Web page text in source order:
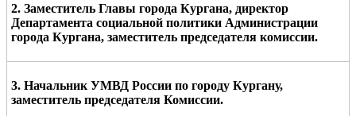
2. Заместитель Главы города Кургана, директор
Департамента социальной политики Администрации
города Кургана, заместитель председателя комиссии.
3. Начальник УМВД России по городу Кургану,
заместитель председателя Комиссии.